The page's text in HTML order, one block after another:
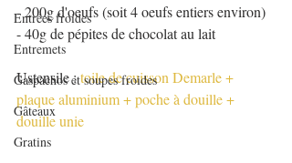
Entrées froides
Entremets
Gaspachos et soupes froides
Gâteaux
Gratins
- 200g d'oeufs (soit 4 oeufs entiers environ)
- 40g de pépites de chocolat au lait
Ustensile : toile de cuisson Demarle +
plaque aluminium + poche à douille +
douille unie